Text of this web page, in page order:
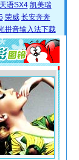
天语SX4 凯美瑞
荣威 长安奔奔
拼音输入法下载